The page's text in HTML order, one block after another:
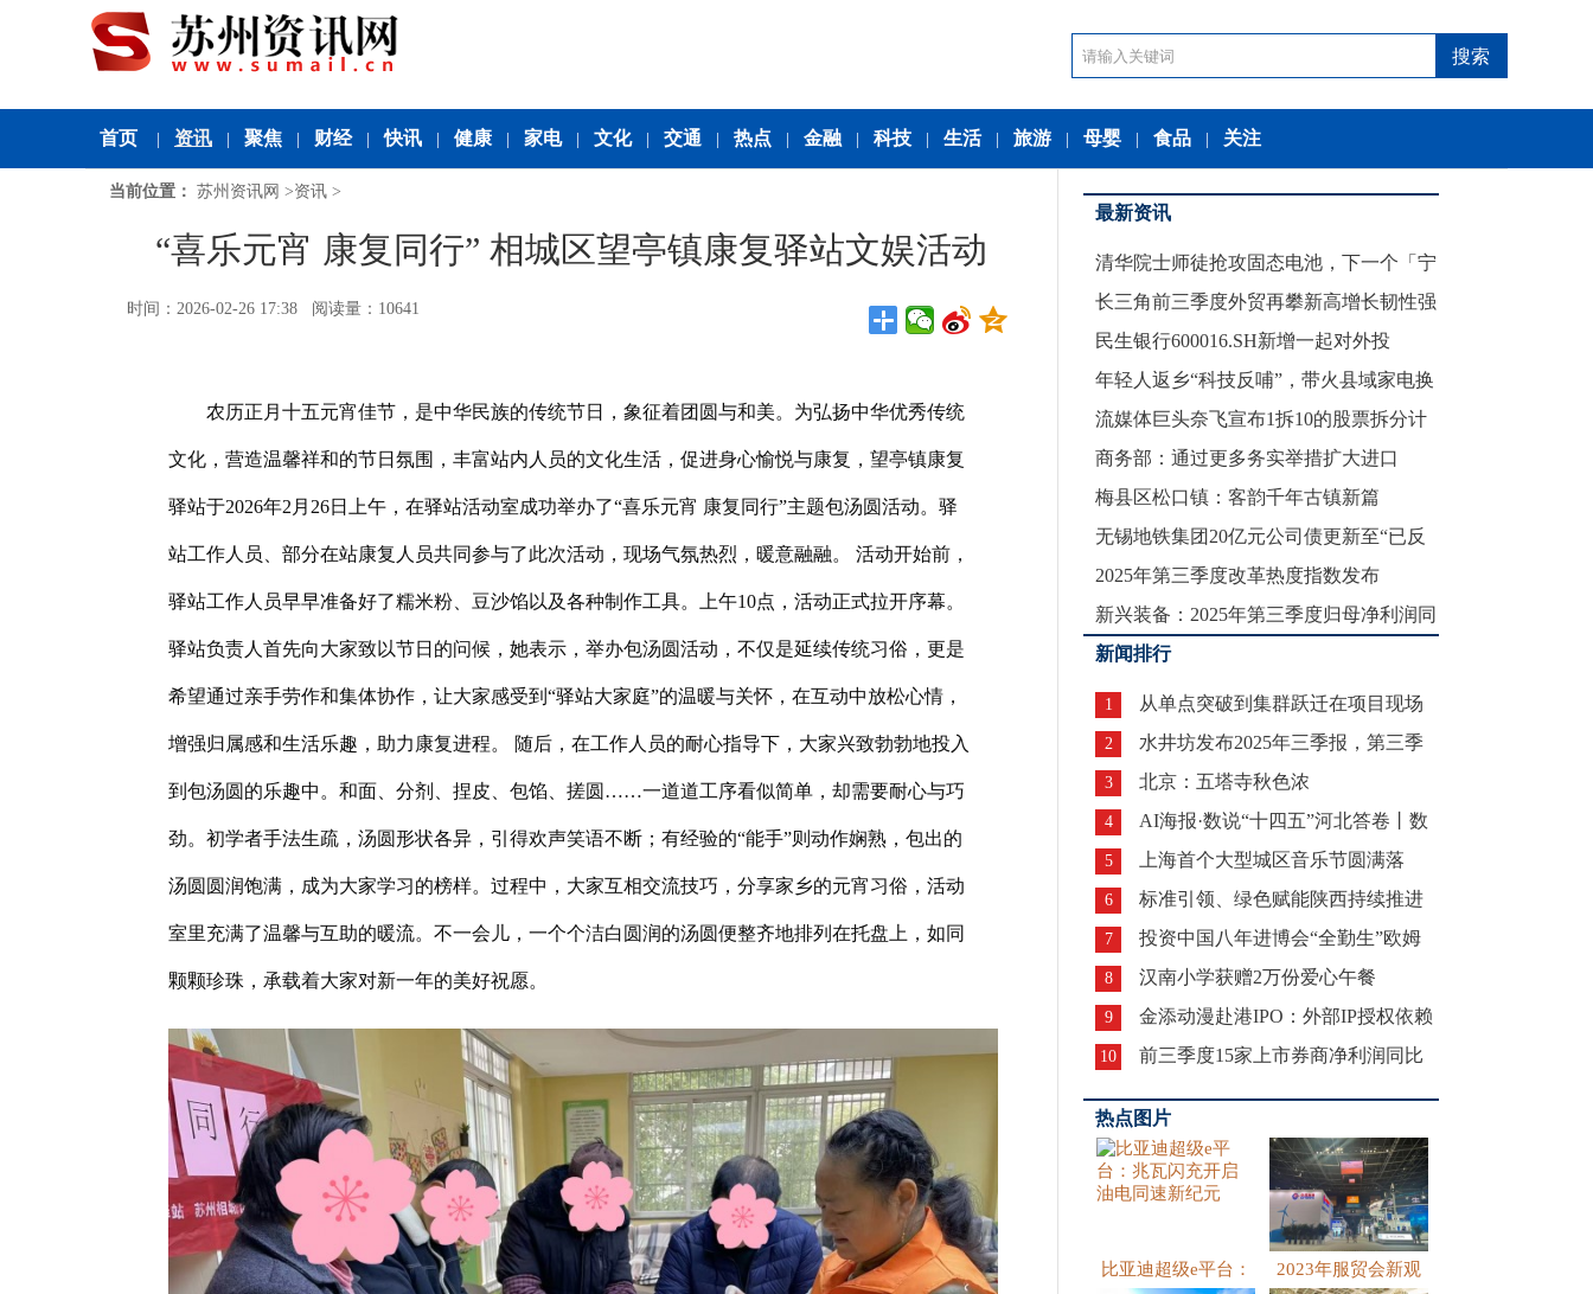
首页 资讯 聚焦 财经 快讯 健康 家电 文化 交通 热点 金融 科技 生活 旅游 母婴 食品 关注
当前位置： 苏州资讯网 >资讯 >
“喜乐元宵 康复同行” 相城区望亭镇康复驿站文娱活动
时间：2026-02-26 17:38 阅读量：10641
农历正月十五元宵佳节，是中华民族的传统节日，象征着团圆与和美。为弘扬中华优秀传统
文化，营造温馨祥和的节日氛围，丰富站内人员的文化生活，促进身心愉悦与康复，望亭镇康复
驿站于2026年2月26日上午，在驿站活动室成功举办了“喜乐元宵 康复同行”主题包汤圆活动。驿
站工作人员、部分在站康复人员共同参与了此次活动，现场气氛热烈，暖意融融。 活动开始前，
驿站工作人员早早准备好了糯米粉、豆沙馅以及各种制作工具。上午10点，活动正式拉开序幕。
驿站负责人首先向大家致以节日的问候，她表示，举办包汤圆活动，不仅是延续传统习俗，更是
希望通过亲手劳作和集体协作，让大家感受到“驿站大家庭”的温暖与关怀，在互动中放松心情，
增强归属感和生活乐趣，助力康复进程。 随后，在工作人员的耐心指导下，大家兴致勃勃地投入
到包汤圆的乐趣中。和面、分剂、捏皮、包馅、搓圆……一道道工序看似简单，却需要耐心与巧
劲。初学者手法生疏，汤圆形状各异，引得欢声笑语不断；有经验的“能手”则动作娴熟，包出的
汤圆圆润饱满，成为大家学习的榜样。过程中，大家互相交流技巧，分享家乡的元宵习俗，活动
室里充满了温馨与互助的暖流。不一会儿，一个个洁白圆润的汤圆便整齐地排列在托盘上，如同
颗颗珍珠，承载着大家对新一年的美好祝愿。
最新资讯
清华院士师徒抢攻固态电池，下一个「宁
王」
长三角前三季度外贸再攀新高增长韧性强
劲
民生银行600016.SH新增一起对外投
年轻人返乡“科技反哺”，带火县域家电换
新
流媒体巨头奈飞宣布1拆10的股票拆分计
划
商务部：通过更多务实举措扩大进口
梅县区松口镇：客韵千年古镇新篇
无锡地铁集团20亿元公司债更新至“已反
馈
2025年第三季度改革热度指数发布
新兴装备：2025年第三季度归母净利润同
新闻排行
1 从单点突破到集群跃迁在项目现场
观察西安“
2 水井坊发布2025年三季报，第三季
度重回
3 北京：五塔寺秋色浓
4 AI海报·数说“十四五”河北答卷丨数
据再
5 上海首个大型城区音乐节圆满落
幕！2025
6 标准引领、绿色赋能陕西持续推进
天然气标准
7 投资中国八年进博会“全勤生”欧姆
龙：以“
8 汉南小学获赠2万份爱心午餐
9 金添动漫赴港IPO：外部IP授权依赖
与内
10 前三季度15家上市券商净利润同比
翻番，这
热点图片
比亚迪超级e平台：
2023年服贸会新观